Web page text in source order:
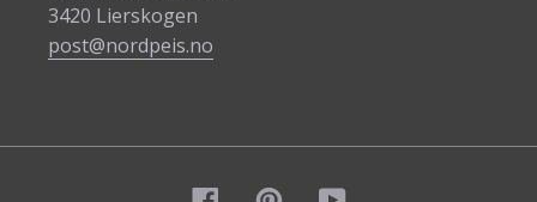
3420 Lierskogen
post@nordpeis.no